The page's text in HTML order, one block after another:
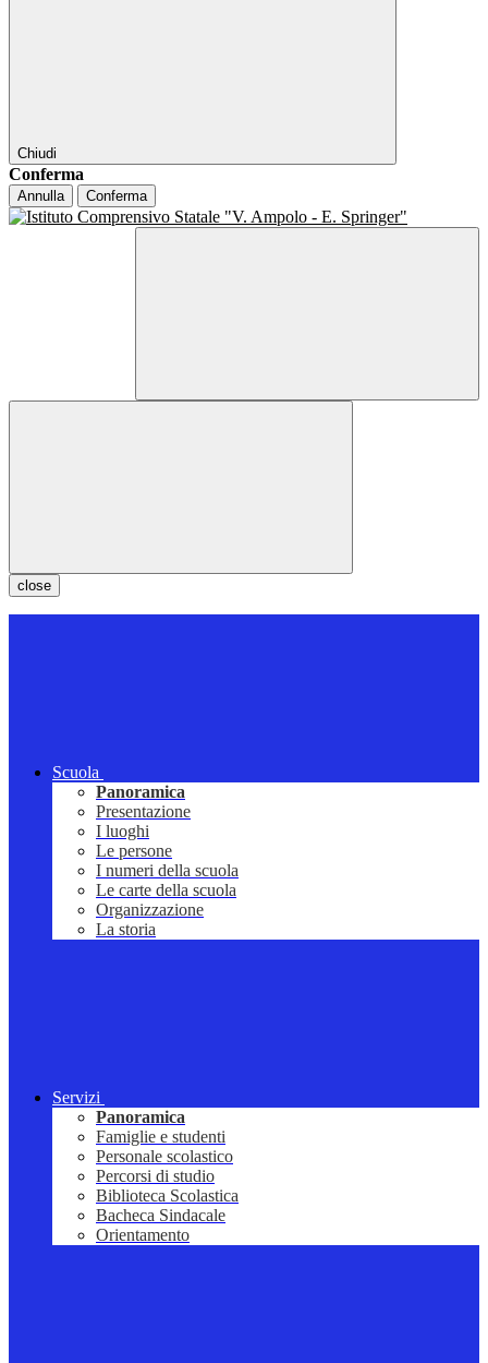
Chiudi
Conferma
Annulla Conferma
close
Scuola
Panoramica
Presentazione
I luoghi
Le persone
I numeri della scuola
Le carte della scuola
Organizzazione
La storia
Servizi
Panoramica
Famiglie e studenti
Personale scolastico
Percorsi di studio
Biblioteca Scolastica
Bacheca Sindacale
Orientamento